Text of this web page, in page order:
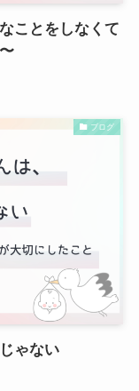
ことをしなくて
ブログ
ゃない